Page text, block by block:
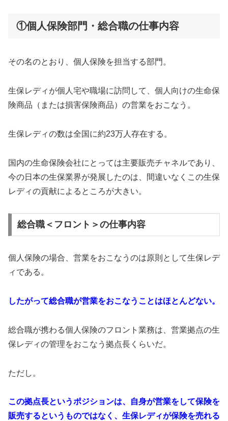
①個人保険部門・総合職の仕事内容
その名のとおり、個人保険を担当する部門。
生保レディが個人宅や職場に訪問して、個人向けの生命保
険商品（または損害保険商品）の営業をおこなう。
生保レディの数は全国に約23万人存在する。
国内の生命保険会社にとっては主要販売チャネルであり、
今の日本の生保業界が発展したのは、間違いなくこの生保
レディの貢献によるところが大きい。
総合職＜フロント＞の仕事内容
個人保険の場合、営業をおこなうのは原則として生保レデ
ィである。
したがって総合職が営業をおこなうことはほとんどない。
総合職が携わる個人保険のフロント業務は、営業拠点の生
保レディの管理をおこなう拠点長くらいだ。
ただし。
この拠点長というポジションは、自身が営業をして保険を
販売するというものではなく、生保レディが保険を売れる